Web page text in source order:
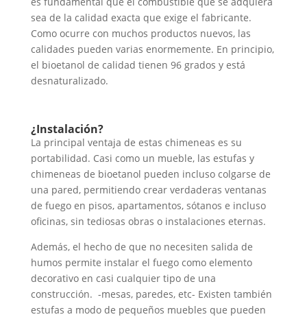
sea de la calidad exacta que exige el fabricante.
Como ocurre con muchos productos nuevos, las
calidades pueden varias enormemente. En principio,
el bioetanol de calidad tienen 96 grados y está
desnaturalizado.
¿Instalación?
La principal ventaja de estas chimeneas es su
portabilidad. Casi como un mueble, las estufas y
chimeneas de bioetanol pueden incluso colgarse de
una pared, permitiendo crear verdaderas ventanas
de fuego en pisos, apartamentos, sótanos e incluso
oficinas, sin tediosas obras o instalaciones eternas.
Además, el hecho de que no necesiten salida de
humos permite instalar el fuego como elemento
decorativo en casi cualquier tipo de una
construcción. -mesas, paredes, etc- Existen también
estufas a modo de pequeños muebles que pueden